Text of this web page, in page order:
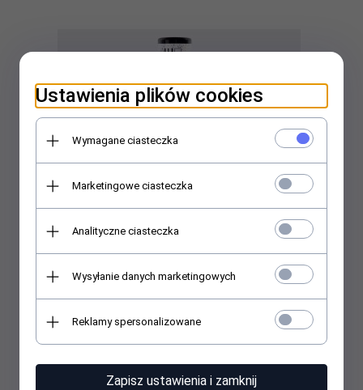
Victoria Vynn Just Base - Snowden 8ml
37,00PLN
Ustawienia plików cookies
Wymagane ciasteczka
Marketingowe ciasteczka
Analityczne ciasteczka
Wysyłanie danych marketingowych
Reklamy spersonalizowane
Zapisz ustawienia i zamknij